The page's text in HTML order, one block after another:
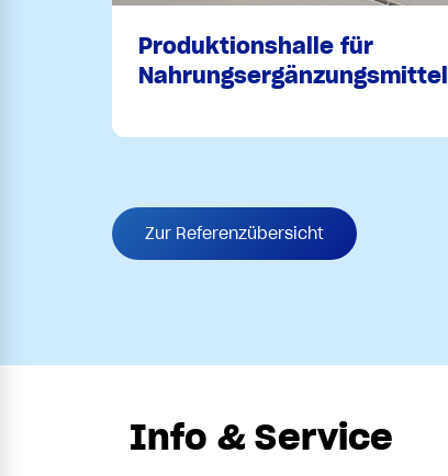
Produktionshalle für
Nahrungsergänzungsmittel
Zur Referenzübersicht
Info & Service